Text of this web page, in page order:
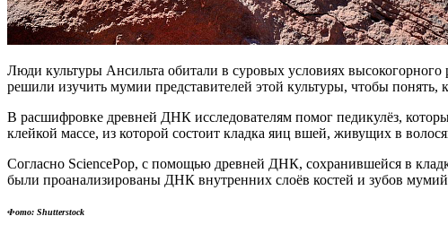
Люди культуры Ансильта обитали в суровых условиях высокогорного
решили изучить мумии представителей этой культуры, чтобы
В расшифровке древней ДНК исследователям помог педикулёз,
клейкой массе, из которой состоит кладка яиц вшей, живущих в
Согласно SciencePop, с помощью древней ДНК, сохранившейся в
были проанализированы ДНК внутренних слоёв костей и зубов
Фото: Shutterstock